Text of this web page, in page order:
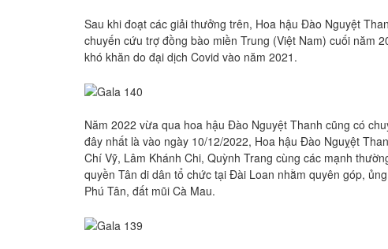
Sau khi đoạt các giải thưởng trên, Hoa hậu Đào Nguyệt
chuyến cứu trợ đồng bào miền Trung (Việt Nam) cuối năm
khó khăn do đại dịch Covid vào năm 2021.
Năm 2022 vừa qua hoa hậu Đào Nguyệt Thanh cũng có
đây nhất là vào ngày 10/12/2022, Hoa hậu Đào Nguỵệt
Chí Vỹ, Lâm Khánh Chi, Quỳnh Trang cùng các mạnh
quyền Tân di dân tổ chức tại Đài Loan nhằm quyên góp,
Phú Tân, đất mũi Cà Mau.